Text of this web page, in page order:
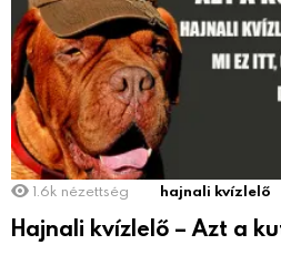
1.6k nézettség hajnali kvízlelő
Hajnali kvízlelő – Azt a